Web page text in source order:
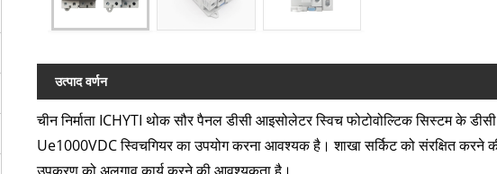
उत्पाद वर्णन
चीन निर्माता ICHYTI थोक सौर पैनल डीसी आइसोलेटर स्विच फोटोवोल्टिक सिस्टम के
Ue1000VDC स्विचगियर का उपयोग करना आवश्यक है। शाखा सर्किट को संरक्षित